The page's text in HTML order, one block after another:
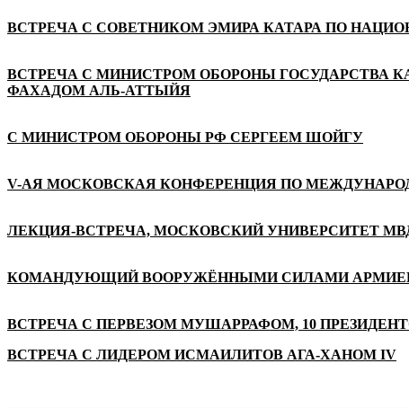
ВСТРЕЧА С СОВЕТНИКОМ ЭМИРА КАТАРА ПО
ВСТРЕЧА С МИНИСТРОМ ОБОРОНЫ ГОСУДАРСТВА
ФАХАДОМ АЛЬ-АТТЫЙЯ
С МИНИСТРОМ ОБОРОНЫ РФ СЕРГЕЕМ ШОЙГУ
V-АЯ МОСКОВСКАЯ КОНФЕРЕНЦИЯ ПО
ЛЕКЦИЯ-ВСТРЕЧА, МОСКОВСКИЙ УНИВЕРСИТЕТ
КОМАНДУЮЩИЙ ВООРУЖЁННЫМИ СИЛАМИ
ВСТРЕЧА С ПЕРВЕЗОМ МУШАРРАФОМ, 10
ВСТРЕЧА С ЛИДЕРОМ ИСМАИЛИТОВ АГА-ХАНОМ IV